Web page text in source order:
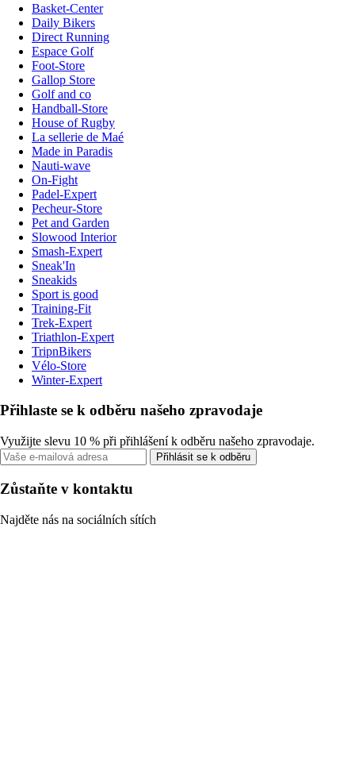
Basket-Center
Daily Bikers
Direct Running
Espace Golf
Foot-Store
Gallop Store
Golf and co
Handball-Store
House of Rugby
La sellerie de Maé
Made in Paradis
Nauti-wave
On-Fight
Padel-Expert
Pecheur-Store
Pet and Garden
Slowood Interior
Smash-Expert
Sneak'In
Sneakids
Sport is good
Training-Fit
Trek-Expert
Triathlon-Expert
TripnBikers
Vélo-Store
Winter-Expert
Přihlaste se k odběru našeho zpravodaje
Využijte slevu 10 % při přihlášení k odběru našeho zpravodaje.
Přihlásit se k odběru
Zůstaňte v kontaktu
Najděte nás na sociálních sítích